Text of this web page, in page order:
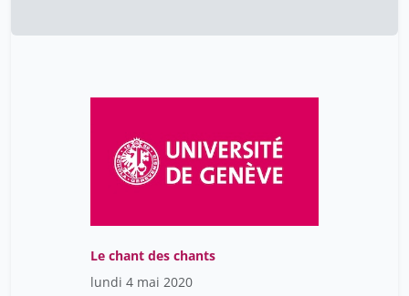
Le chant des chants
lundi 4 mai 2020